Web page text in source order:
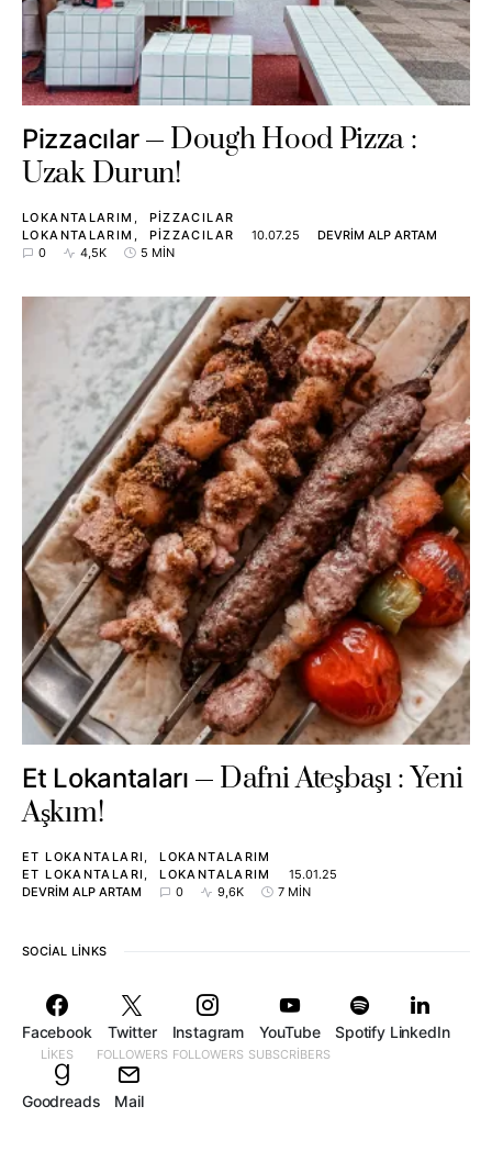
Pizzacılar
Dough Hood Pizza :
Uzak Durun!
LOKANTALARIM
PIZZACILAR
LOKANTALARIM
PIZZACILAR 10.07.25
DEVRIM ALP ARTAM
0
4,5K 5 MIN
Et Lokantaları
Dafni Ateşbaşı : Yeni
Aşkım!
ET LOKANTALARI
LOKANTALARIM
ET LOKANTALARI
LOKANTALARIM
15.01.25
DEVRIM ALP ARTAM
0 9,6K 7 MIN
SOCIAL LINKS
Facebook
LIKES
Twitter
FOLLOWERS
Instagram
FOLLOWERS
YouTube
SUBSCRIBERS
Spotify LinkedIn
Goodreads Mail